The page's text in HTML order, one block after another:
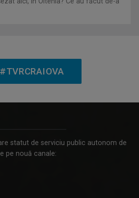
descoperi tradițiile ...
#TVRCRAIOVA
statut de serviciu public autonom de
pe nouă canale: